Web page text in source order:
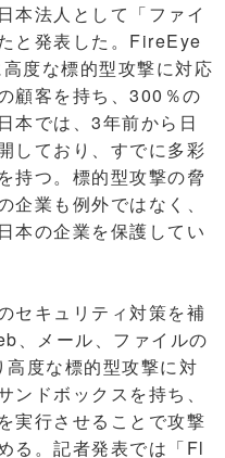
本法人として「ファイ
と発表した。FireEye
度な標的型攻撃に対応
顧客を持ち、300％の
本では、3年前から日
しており、すでに多彩
持つ。標的型攻撃の脅
業も例外ではなく、
本の企業を保護してい
セキュリティ対策を補
、メール、ファイルの
度な標的型攻撃に対
ドボックスを持ち、
実行させることで攻撃
る。記者発表では「Fl